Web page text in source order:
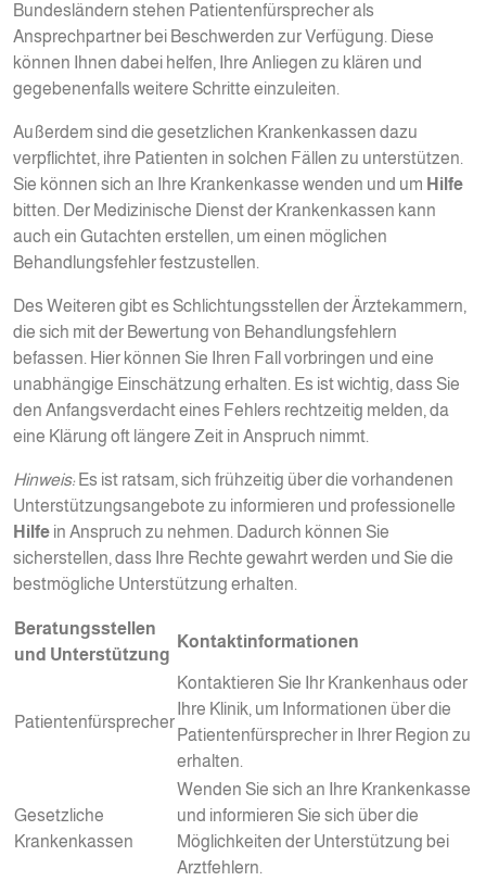
Bundesländern stehen Patientenfürsprecher als
Ansprechpartner bei Beschwerden zur Verfügung. Diese
können Ihnen dabei helfen, Ihre Anliegen zu klären und
gegebenenfalls weitere Schritte einzuleiten.
Außerdem sind die gesetzlichen Krankenkassen dazu
verpflichtet, ihre Patienten in solchen Fällen zu unterstützen.
Sie können sich an Ihre Krankenkasse wenden und um Hilfe
bitten. Der Medizinische Dienst der Krankenkassen kann
auch ein Gutachten erstellen, um einen möglichen
Behandlungsfehler festzustellen.
Des Weiteren gibt es Schlichtungsstellen der Ärztekammern,
die sich mit der Bewertung von Behandlungsfehlern
befassen. Hier können Sie Ihren Fall vorbringen und eine
unabhängige Einschätzung erhalten. Es ist wichtig, dass Sie
den Anfangsverdacht eines Fehlers rechtzeitig melden, da
eine Klärung oft längere Zeit in Anspruch nimmt.
Hinweis: Es ist ratsam, sich frühzeitig über die vorhandenen
Unterstützungsangebote zu informieren und professionelle
Hilfe in Anspruch zu nehmen. Dadurch können Sie
sicherstellen, dass Ihre Rechte gewahrt werden und Sie die
bestmögliche Unterstützung erhalten.
Beratungsstellen
und Unterstützung
Kontaktinformationen
Patientenfürsprecher
Kontaktieren Sie Ihr Krankenhaus oder
Ihre Klinik, um Informationen über die
Patientenfürsprecher in Ihrer Region zu
erhalten.
Gesetzliche
Krankenkassen
Wenden Sie sich an Ihre Krankenkasse
und informieren Sie sich über die
Möglichkeiten der Unterstützung bei
Arztfehlern.